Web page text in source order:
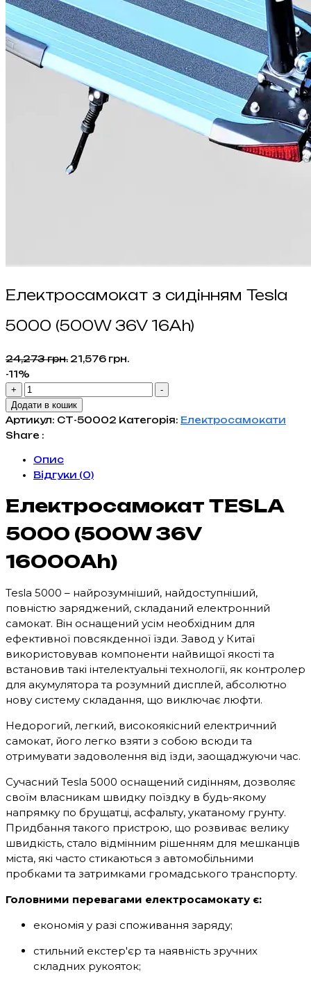
Електросамокат з сидінням Tesla
5000 (500W 36V 16Ah)
24,273грн. Оригінальна
21,576 грн.
21,576 грн..
-11%
+
Електросамокат
з
сидінням
Tesla
(500W
36V
кількість
-
Додати в кошик
Артикул: СТ-50002 Категорія: Електросамокати
Share :
Опис
Відгуки (0)
Електросамокат TESLA
5000 (500W 36V
16000Ah)
Tesla 5000 – найрозумніший, найдоступніший,
повністю заряджений, складаний електронний
самокат. Він оснащений усім необхідним для
ефективної повсякденної їзди. Завод у Китаї
використовував компоненти найвищої якості та
встановив такі інтелектуальні технології, як контролер
для акумулятора та розумний дисплей, абсолютно
нову систему складання, що виключає люфти.
Недорогий, легкий, високоякісний електричний
самокат, його легко взяти з собою всюди та
отримувати задоволення від їзди, заощаджуючи час.
Сучасний Tesla 5000 оснащений сидінням, дозволяє
своїм власникам швидку поїздку в будь-якому
напрямку по брущатці, асфальту, укатаному грунту.
Придбання такого пристрою, що розвиває велику
швидкість, стало відмінним рішенням для мешканців
міста, які часто стикаються з автомобільними
пробками та затримками громадського транспорту.
Головними перевагами електросамокату є:
економія у разі споживання заряду;
стильний екстер'єр та наявність зручних
складних рукояток;